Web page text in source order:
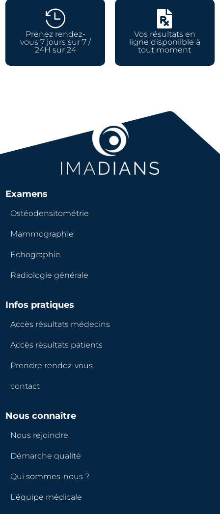

Prenez rendez-
vous 7 jours sur 7 /
24H sur 24

Vos résultats en
ligne disponilble à
tout moment
Examens
Ostéodensitométrie
Mammographie
Echographie
Radiologie générale
Infos pratiques
Accès résultats médecins
Accès résultats patients
Prendre rendez-vous
contact
Nous connaître
Nous rejoindre
Démarche qualité
Qui sommes-nous ?
L’équipe médicale